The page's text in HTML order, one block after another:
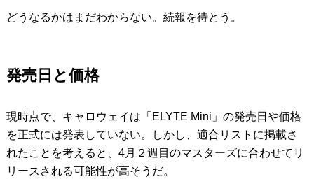
どうなるかはまだわからない。続報を待とう。
発売日と価格
現時点で、キャロウェイは「ELYTE Mini」の発売日や価格
を正式には発表していない。しかし、適合リストに掲載さ
れたことを考えると、4月２週目のマスターズに合わせてリ
リースされる可能性が高そうだ。